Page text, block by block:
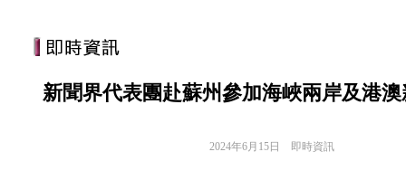
新聞界代表團赴蘇州參加海峽兩岸及港
2024年6月15日 即時資訊